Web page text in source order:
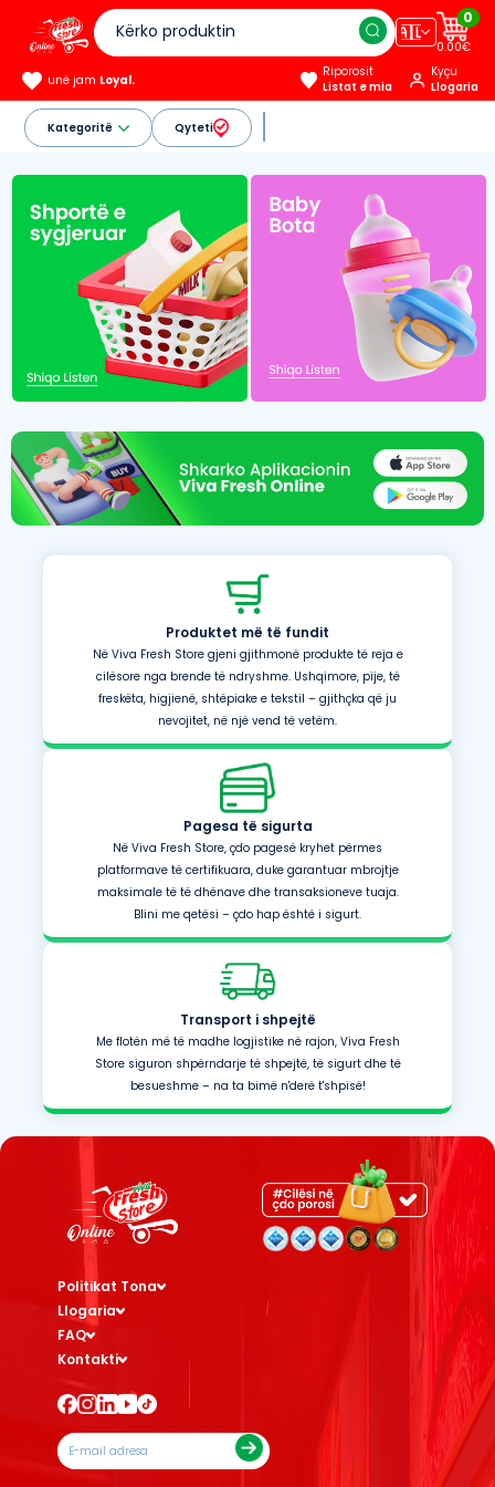
🇦🇱
0
0.00€
unë jam Loyal.
Riporosit
Listat e mia
Kyçu
Llogaria
Kategoritë Qyteti
Produktet më të fundit
Në Viva Fresh Store gjeni gjithmonë produkte të reja e
cilësore nga brende të ndryshme. Ushqimore, pije, të
freskëta, higjienë, shtëpiake e tekstil – gjithçka që ju
nevojitet, në një vend të vetëm.
Pagesa të sigurta
Në Viva Fresh Store, çdo pagesë kryhet përmes
platformave të certifikuara, duke garantuar mbrojtje
maksimale të të dhënave dhe transaksioneve tuaja.
Blini me qetësi – çdo hap është i sigurt.
Transport i shpejtë
Me flotën më të madhe logjistike në rajon, Viva Fresh
Store siguron shpërndarje të shpejtë, të sigurt dhe të
besueshme – na ta bimë n'derë t'shpisë!
Politikat Tona
Llogaria
FAQ
Kontakti